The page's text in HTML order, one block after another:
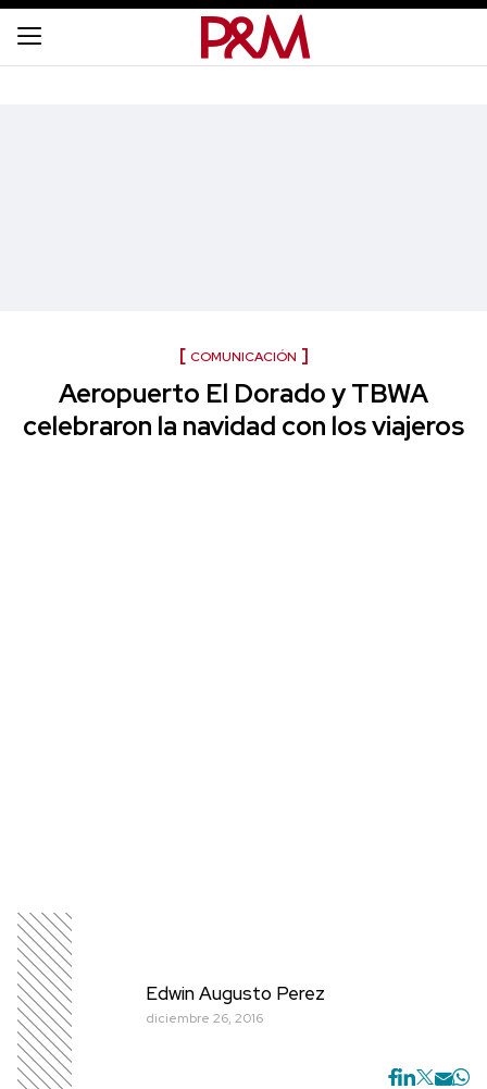
COMUNICACIÓN
Aeropuerto El Dorado y TBWA
celebraron la navidad con los viajeros
Edwin Augusto Perez
diciembre 26, 2016